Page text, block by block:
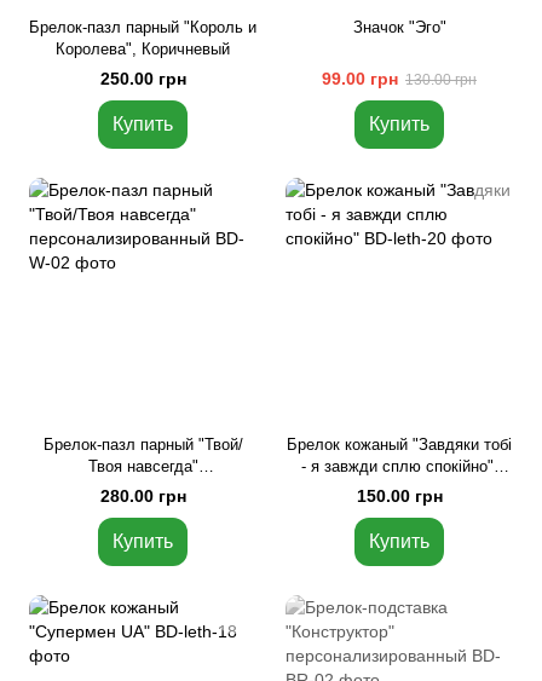
Брелок-пазл парный "Король и
Королева", Коричневый
250.00 грн
Купить
Значок "Эго"
99.00 грн 130.00 грн
Купить
Брелок-пазл парный "Твой/
Твоя навсегда"
персонализированный,
Коричневый, русский
280.00 грн
Купить
Брелок кожаный "Завдяки тобі
- я завжди сплю спокійно",
Коричневый, украинская
150.00 грн
Купить